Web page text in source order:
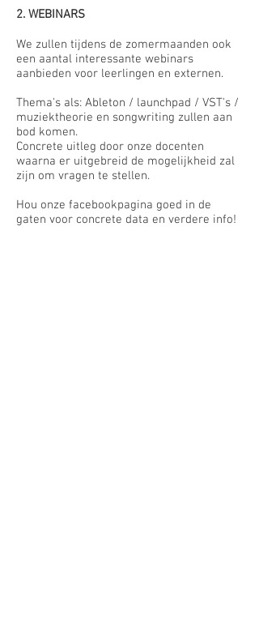
2. WEBINARS
We zullen tijdens de zomermaanden ook
een aantal interessante webinars
aanbieden voor leerlingen en externen.
Thema's als: Ableton / launchpad / VST's /
muziektheorie en songwriting zullen aan
bod komen.
Concrete uitleg door onze docenten
waarna er uitgebreid de mogelijkheid zal
zijn om vragen te stellen.
Hou onze facebookpagina goed in de
gaten voor concrete data en verdere info!